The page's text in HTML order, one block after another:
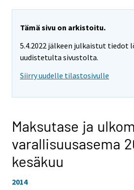
Tämä sivu on arkistoitu.
5.4.2022 jälkeen julkaistut tiedot
uudistetulta sivustolta.
Siirry uudelle tilastosivulle
Maksutase ja
varallisuusasema
kesäkuu
2014